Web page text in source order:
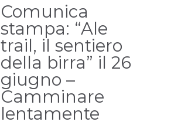
Comunica
stampa: “Ale
trail, il sentiero
della birra” il 26
giugno –
Camminare
lentamente